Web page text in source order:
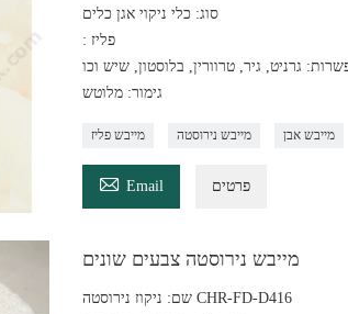
סוג: כלי ניקוי אגן כלים
: פליז
גימור: מלוטש
מייבש פליז מייבש נירוסטה מייבש אבן
 Email פרטים
מייבש נירוסטה צבעים שונים
שם: ניקוז נירוסטה CHR-FD-D416